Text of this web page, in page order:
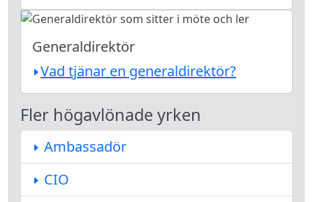
Generaldirektör
Vad tjänar en generaldirektör?
Fler högavlönade yrken
Ambassadör
CIO